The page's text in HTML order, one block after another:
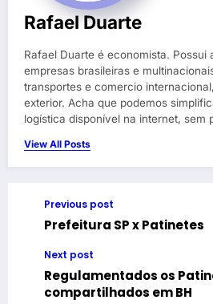
Rafael Duarte
Rafael Duarte é economista. Possui
empresas brasileiras e
transportes e comercio
exterior. Acha que podemos
logística disponível na internet, sem
View All Posts
Previous post
Prefeitura SP x Patinetes
Next post
Regulamentados os
compartilhados em BH